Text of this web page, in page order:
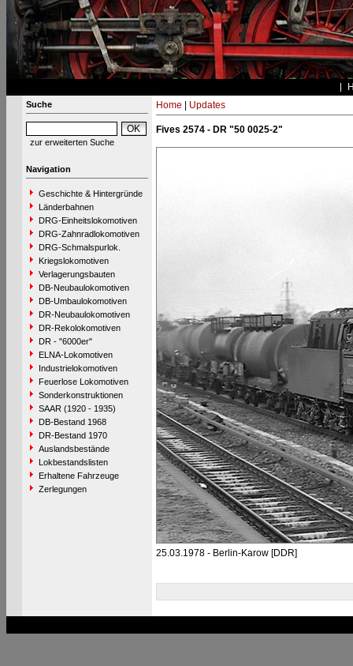
Suche
zur erweiterten Suche
Navigation
Geschichte & Hintergründe
Länderbahnen
DRG-Einheitslokomotiven
DRG-Zahnradlokomotiven
DRG-Schmalspurlok.
Kriegslokomotiven
Verlagerungsbauten
DB-Neubaulokomotiven
DB-Umbaulokomotiven
DR-Neubaulokomotiven
DR-Rekolokomotiven
DR - "6000er"
ELNA-Lokomotiven
Industrielokomotiven
Feuerlose Lokomotiven
Sonderkonstruktionen
SAAR (1920 - 1935)
DB-Bestand 1968
DR-Bestand 1970
Auslandsbestände
Lokbestandslisten
Erhaltene Fahrzeuge
Zerlegungen
Home Updates
Fives 2574 - DR "50 0025-2"
25.03.1978 - Berlin-Karow [DDR]